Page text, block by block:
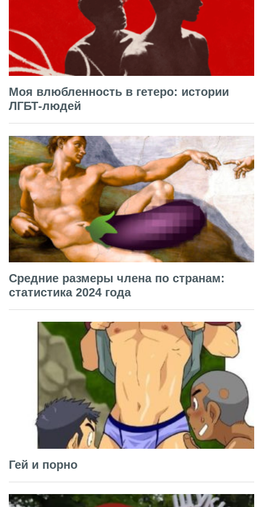
Моя влюбленность в гетеро: истории
ЛГБТ-людей
Средние размеры члена по странам:
статистика 2024 года
Гей и порно